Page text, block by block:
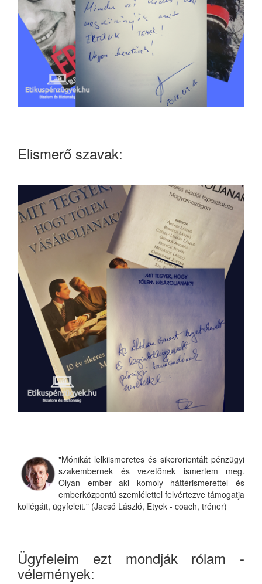
Elismerő szavak:
"Mónikát lelkiismeretes és sikerorientált pénzügyi
szakembernek és vezetőnek ismertem meg.
Olyan ember aki komoly háttérismerettel és
emberközpontú szemlélettel felvértezve támogatja
kollégáit, ügyfeleit." (Jacsó László, Etyek - coach, tréner)
Ügyfeleim ezt mondják rólam -
vélemények: